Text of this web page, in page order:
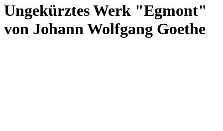
Ungekürztes Werk "Egmont"
von Johann Wolfgang Goethe